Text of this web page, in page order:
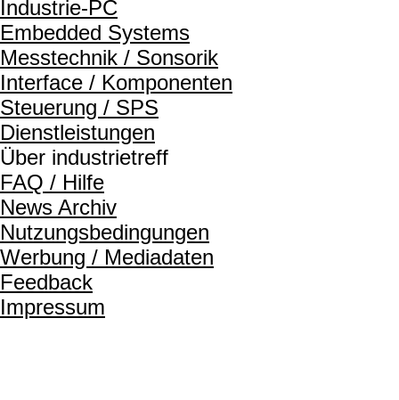
Industrie-PC
Embedded Systems
Messtechnik / Sonsorik
Interface / Komponenten
Steuerung / SPS
Dienstleistungen
Über industrietreff
FAQ / Hilfe
News Archiv
Nutzungsbedingungen
Werbung / Mediadaten
Feedback
Impressum